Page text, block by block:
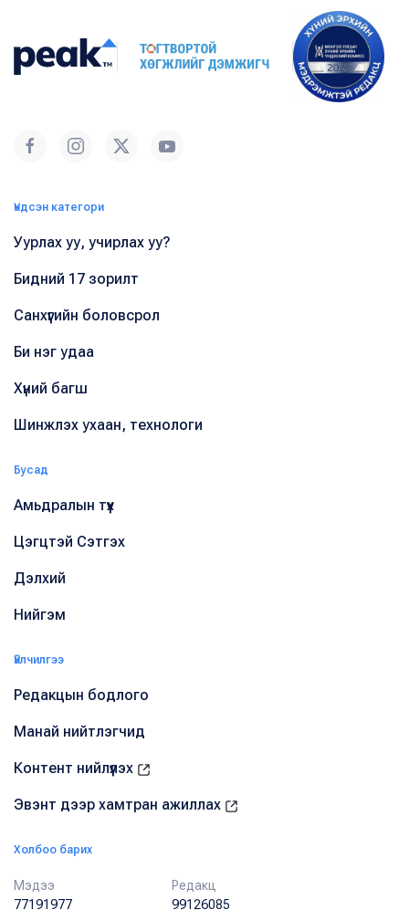
Үндсэн категори
Уурлах уу, учирлах уу?
Бидний 17 зорилт
Санхүүгийн боловсрол
Би нэг удаа
Хүний багш
Шинжлэх ухаан, технологи
Бусад
Амьдралын түүх
Цэгцтэй Сэтгэх
Дэлхий
Нийгэм
Үйлчилгээ
Редакцын бодлого
Манай нийтлэгчид
Контент нийлүүлэх
Эвэнт дээр хамтран ажиллах
Холбоо барих
Мэдээ
77191977
Редакц
99126085